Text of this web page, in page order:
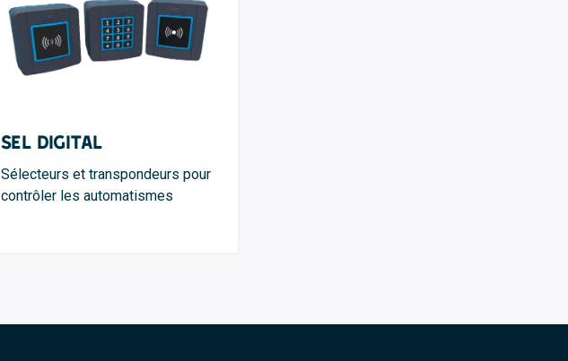
SEL Digital
Sélecteurs et transpondeurs pour
contrôler les automatismes